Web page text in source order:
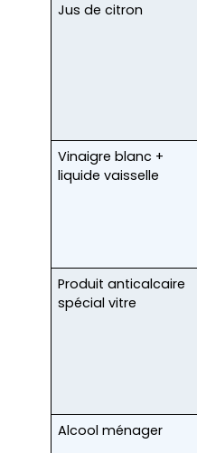
Jus de citron
Vinaigre blanc +
liquide vaisselle
Produit anticalcaire
spécial vitre
Alcool ménager